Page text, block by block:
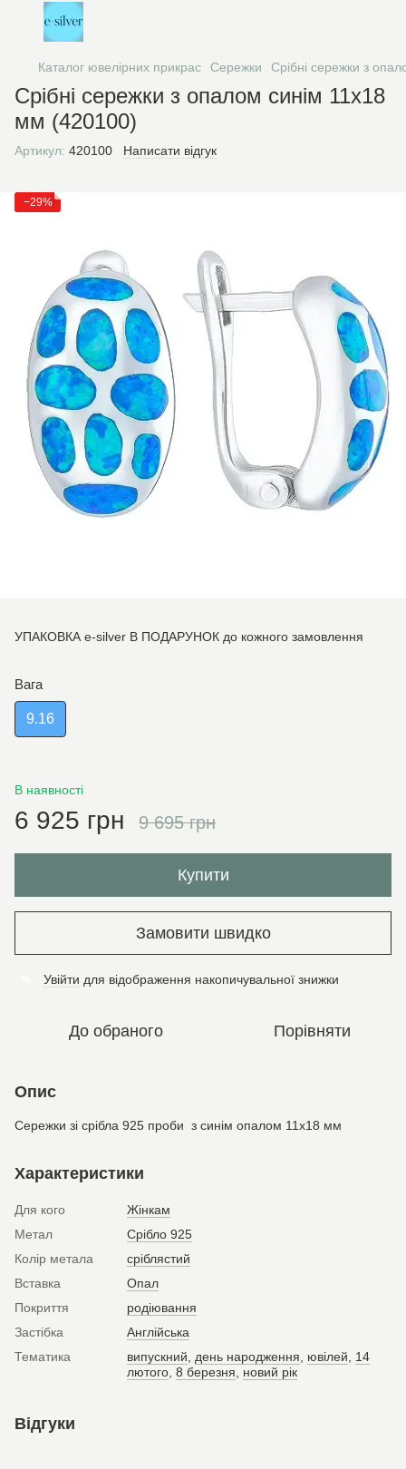
Каталог ювелірних прикрас Сережки Срібні сережки з
Срібні сережки з опалом синім 11х18
мм (420100)
Артикул: 420100 Написати відгук
−29%
УПАКОВКА e-silver В ПОДАРУНОК до кожного замовлення
Вага
9.16
В наявності
6 925 грн 9 695 грн
Купити
Замовити швидко
Увійти для відображення накопичувальної знижки
До обраного Порівняти
Опис
Сережки зі срібла 925 проби з синім опалом 11х18 мм
Характеристики
Для кого
Жінкам
Метал
Срібло 925
Колір метала
сріблястий
Вставка
Опал
Покриття
родіювання
Застібка
Англійська
Тематика
випускний день народження ювілей
14
лютого 8 березня новий рік
Відгуки